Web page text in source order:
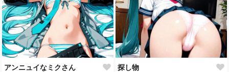
アンニュイなミクさん 探し物